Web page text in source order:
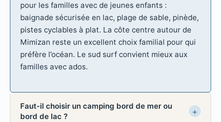
pour les familles avec de jeunes enfants :
baignade sécurisée en lac, plage de sable, pinède,
pistes cyclables à plat. La côte centre autour de
Mimizan reste un excellent choix familial pour qui
préfère l’océan. Le sud surf convient mieux aux
familles avec ados.
Faut-il choisir un camping bord de mer ou
bord de lac ?